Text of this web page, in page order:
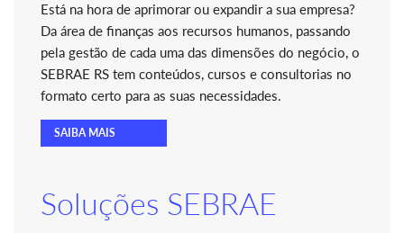
Está na hora de aprimorar ou expandir a sua empresa?
Da área de finanças aos recursos humanos, passando
pela gestão de cada uma das dimensões do negócio, o
SEBRAE RS tem conteúdos, cursos e consultorias no
formato certo para as suas necessidades.
SAIBA MAIS
Soluções SEBRAE